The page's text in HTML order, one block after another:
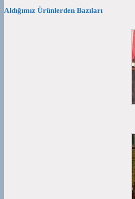
Aldığımız Ürünlerden Bazıları